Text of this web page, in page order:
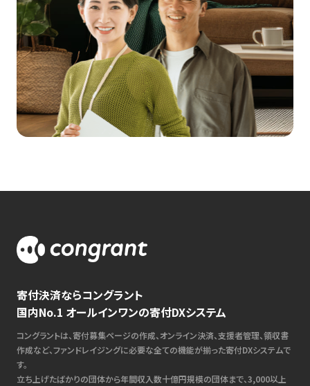
寄付決済ならコングラント
国内No.1 オールインワンの寄付DXシステム
コングラントは、寄付募集ページの作成、オンライン決済、支援者管理、領収書
作成など、ファンドレイジングに必要な全ての機能が揃った寄付DXシステムで
す。
立ち上げたばかりの団体から年間収入数十億円規模の団体まで、3,000以上